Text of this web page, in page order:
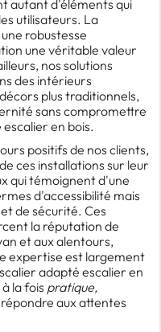
autant d'éléments qui
utilisateurs. La
robustesse
une véritable valeur
nos solutions
des intérieurs
plus traditionnels,
sans compromettre
en bois.
positifs de nos clients,
ces installations sur leur
qui témoignent d'une
d'accessibilité mais
de sécurité. Ces
la réputation de
et aux alentours,
expertise est largement
adapté escalier en
la fois pratique,
aux attentes